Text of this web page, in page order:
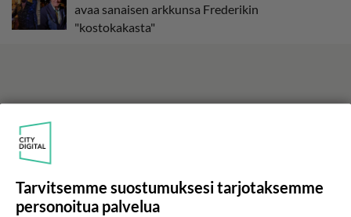
avaa sanaisen arkkunsa Frederikin
"kostokakasta"
Tarvitsemme suostumuksesi tarjotaksemme
personoitua palvelua